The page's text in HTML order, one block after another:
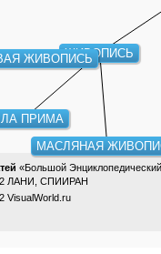
ЖИВОПИСЬ
ПРИМА
ЖИВОПИСЬ
МАСЛЯНАЯ
«Большой
ЛАНИ, СПИИРАН
VisualWorld.ru